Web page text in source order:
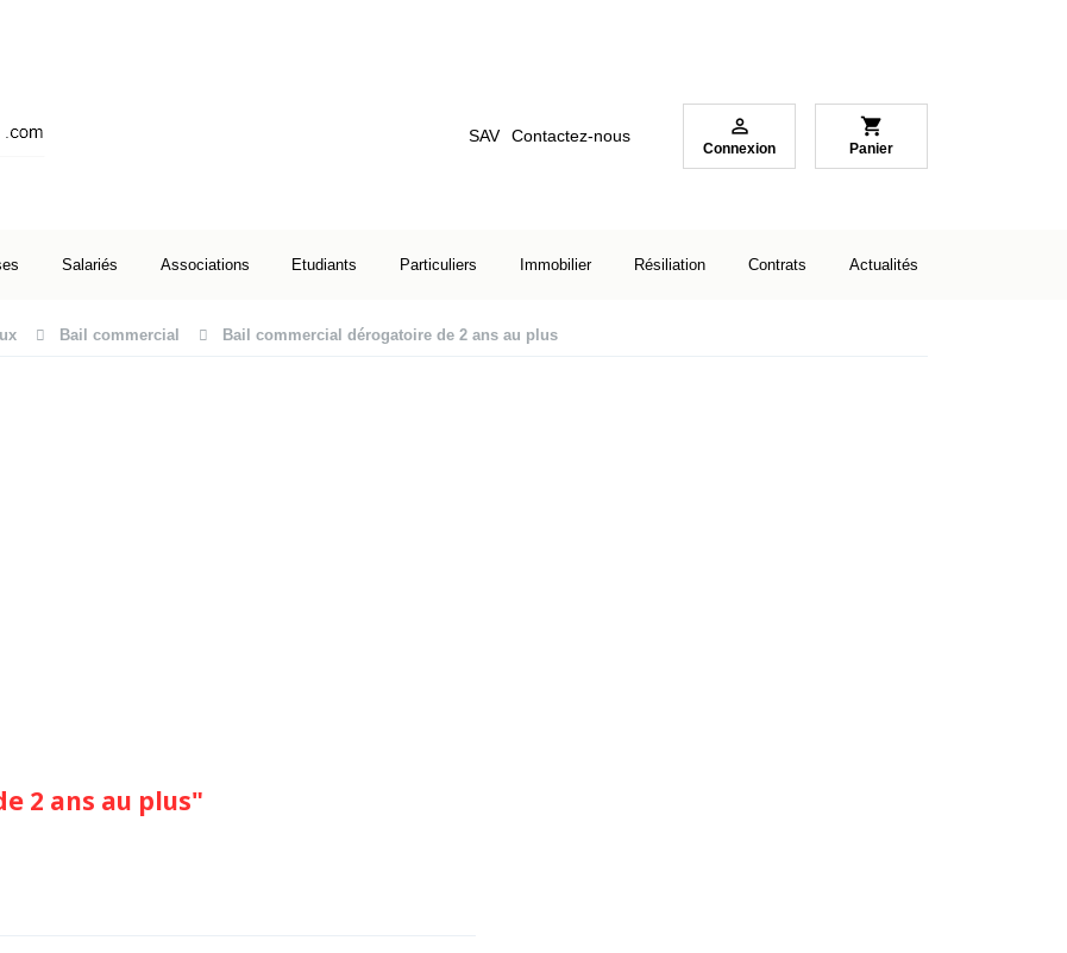
SAV Contactez-nous 
Connexion
shopping_cart
Panier
Salariés Associations Etudiants Particuliers Immobilier Résiliation Contrats Actualités
Bail commercial Bail commercial dérogatoire de 2 ans au plus
2 ans au plus"